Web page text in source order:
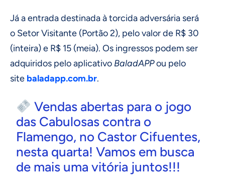
Já a entrada destinada à torcida adversária será
o Setor Visitante (Portão 2), pelo valor de R$ 30
(inteira) e R$ 15 (meia). Os ingressos podem ser
adquiridos pelo aplicativo BaladAPPou pelo
site baladapp.com.br.
Vendas abertas para o jogo
das Cabulosas contra o
Flamengo, no Castor Cifuentes,
nesta quarta! Vamos em busca
de mais uma vitória juntos!!!